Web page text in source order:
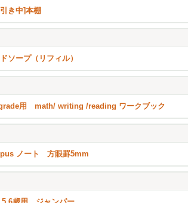
引き中]本棚
ソープ（リフィル）
用 math/ writing /reading ワークブック
ノート 方眼罫5mm